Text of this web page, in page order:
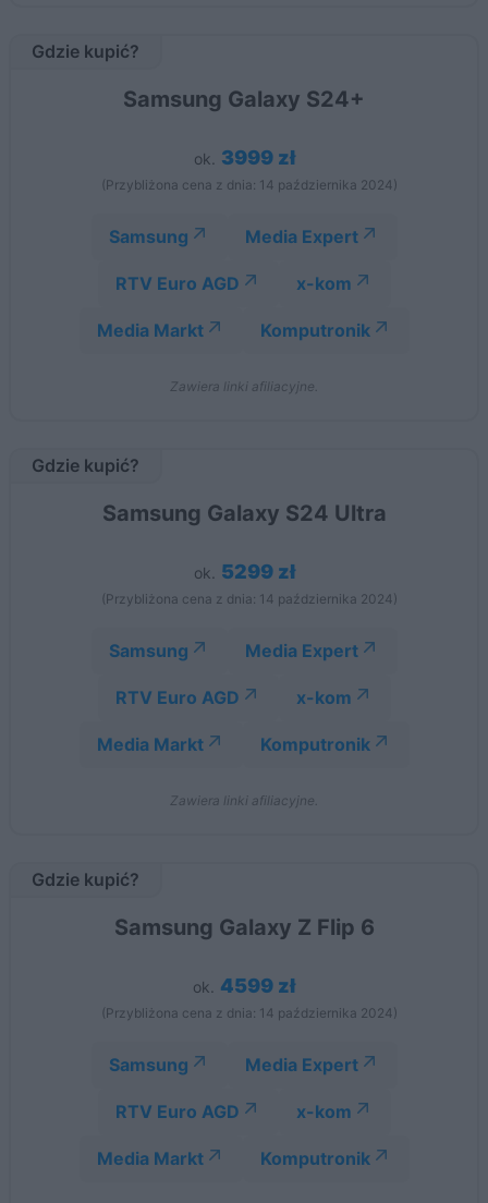
Gdzie kupić?
Samsung Galaxy S24+
ok. 3999 zł
(Przybliżona cena z dnia: 14 października 2024)
Samsung Media Expert
RTV Euro AGD x-kom
Media Markt Komputronik
Zawiera linki afiliacyjne.
Gdzie kupić?
Samsung Galaxy S24 Ultra
ok. 5299 zł
(Przybliżona cena z dnia: 14 października 2024)
Samsung Media Expert
RTV Euro AGD x-kom
Media Markt Komputronik
Zawiera linki afiliacyjne.
Gdzie kupić?
Samsung Galaxy Z Flip 6
ok. 4599 zł
(Przybliżona cena z dnia: 14 października 2024)
Samsung Media Expert
RTV Euro AGD x-kom
Media Markt Komputronik